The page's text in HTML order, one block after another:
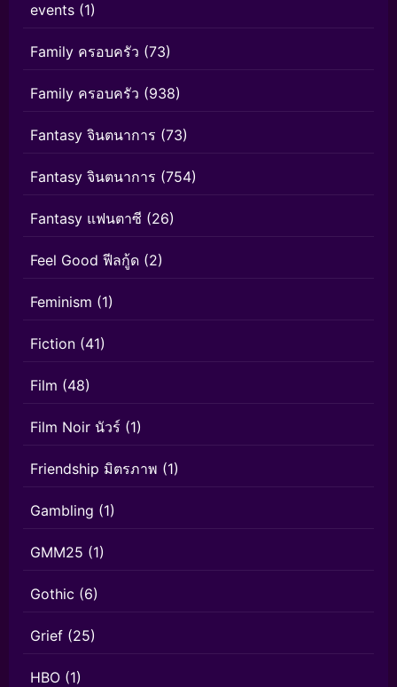
events (1)
Family ครอบครัว (73)
Family ครอบครัว (938)
Fantasy จินตนาการ (73)
Fantasy จินตนาการ (754)
Fantasy แฟนตาซี (26)
Feel Good ฟีลกู้ด (2)
Feminism (1)
Fiction (41)
Film (48)
Film Noir นัวร์ (1)
Friendship มิตรภาพ (1)
Gambling (1)
GMM25 (1)
Gothic (6)
Grief (25)
HBO (1)